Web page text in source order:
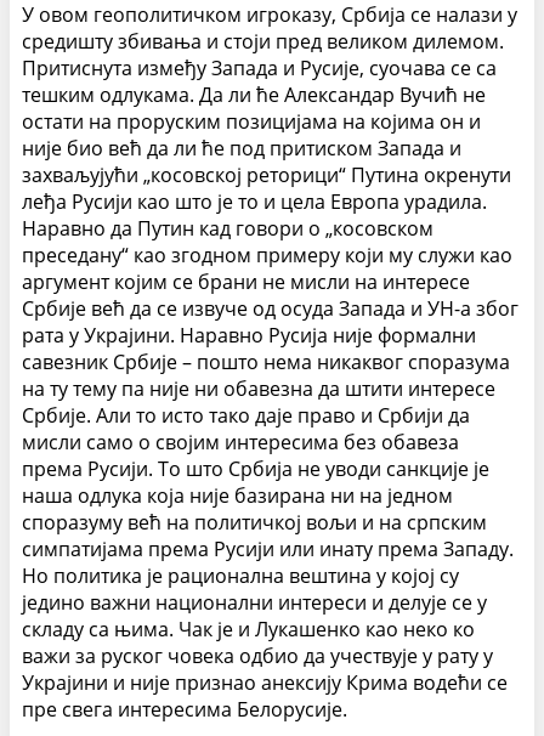
У овом геополитичком игроказу, Србија се налази у
средишту збивања и стоји пред великом дилемом.
Притиснута између Запада и Русије, суочава се са
тешким одлукама. Да ли ће Александар Вучић не
остати на проруским позицијама на којима он и
није био већ да ли ће под притиском Запада и
захваљујући „косовској реторици“ Путина окренути
леђа Русији као што је то и цела Европа урадила.
Наравно да Путин кад говори о „косовском
преседану“ као згодном примеру који му служи као
аргумент којим се брани не мисли на интересе
Србије већ да се извуче од осуда Запада и УН-а због
рата у Украјини. Наравно Русија није формални
савезник Србије – пошто нема никаквог споразума
на ту тему па није ни обавезна да штити интересе
Србије. Али то исто тако даје право и Србији да
мисли само о својим интересима без обавеза
према Русији. То што Србија не уводи санкције је
наша одлука која није базирана ни на једном
споразуму већ на политичкој вољи и на српским
симпатијама према Русији или инату према Западу.
Но политика је рационална вештина у којој су
једино важни национални интереси и делује се у
складу са њима. Чак је и Лукашенко као неко ко
важи за руског човека одбио да учествује у рату у
Украјини и није признао анексију Крима водећи се
пре свега интересима Белорусије.